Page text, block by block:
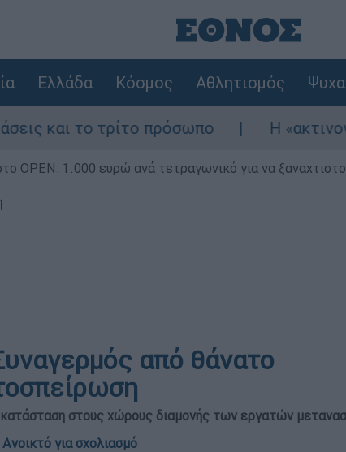
Ελλάδα Κόσμος Αθλητισμός
τρίτο πρόσωπο Η «ακτινογραφία»
OPEN: 1.000 ευρώ ανά τετραγωνικό για να
από θάνατο
κατάσταση στους χώρους διαμονής των εργατών
Ανοικτό για σχολιασμό